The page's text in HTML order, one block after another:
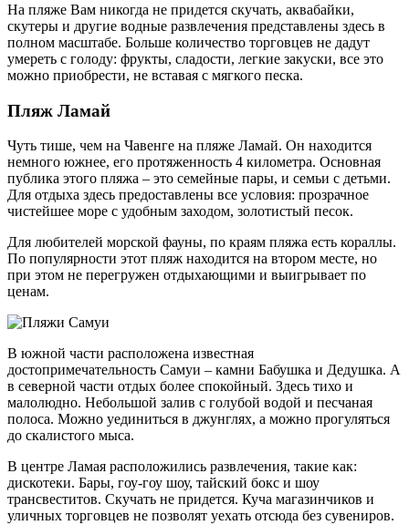
На пляже Вам никогда не придется скучать, аквабайки,
скутеры и другие водные развлечения представлены здесь в
полном масштабе. Больше количество торговцев не дадут
умереть с голоду: фрукты, сладости, легкие закуски, все это
можно приобрести, не вставая с мягкого песка.
Пляж Ламай
Чуть тише, чем на Чавенге на пляже Ламай. Он находится
немного южнее, его протяженность 4 километра. Основная
публика этого пляжа – это семейные пары, и семьи с детьми.
Для отдыха здесь предоставлены все условия: прозрачное
чистейшее море с удобным заходом, золотистый песок.
Для любителей морской фауны, по краям пляжа есть кораллы.
По популярности этот пляж находится на втором месте, но
при этом не перегружен отдыхающими и выигрывает по
ценам.
В южной части расположена известная
достопримечательность Самуи – камни Бабушка и Дедушка. А
в северной части отдых более спокойный. Здесь тихо и
малолюдно. Небольшой залив с голубой водой и песчаная
полоса. Можно уединиться в джунглях, а можно прогуляться
до скалистого мыса.
В центре Ламая расположились развлечения, такие как:
дискотеки. Бары, гоу-гоу шоу, тайский бокс и шоу
трансвеститов. Скучать не придется. Куча магазинчиков и
уличных торговцев не позволят уехать отсюда без сувениров.